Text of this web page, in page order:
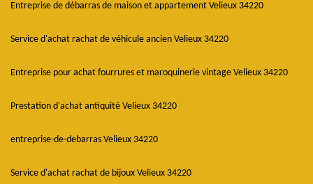
Entreprise de débarras de maison et appartement Velieux 34220
Service d'achat rachat de véhicule ancien Velieux 34220
Entreprise pour achat fourrures et maroquinerie vintage Velieux 34220
Prestation d'achat antiquité Velieux 34220
entreprise-de-debarras Velieux 34220
Service d'achat rachat de bijoux Velieux 34220